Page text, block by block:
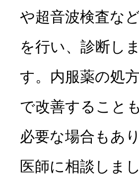
や超音波検査な
を行い、診断しま
す。内服薬の処方
で改善すること
必要な場合もあ
医師に相談しま